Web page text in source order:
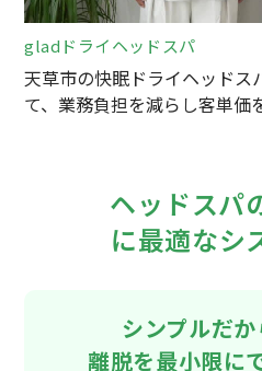
gladドライヘッドスパ
天草市の快眠ドライヘッドス
て、業務負担を減らし客単価
ヘッドスパ
に最適なシ
シンプルだ
離脱を最小限に